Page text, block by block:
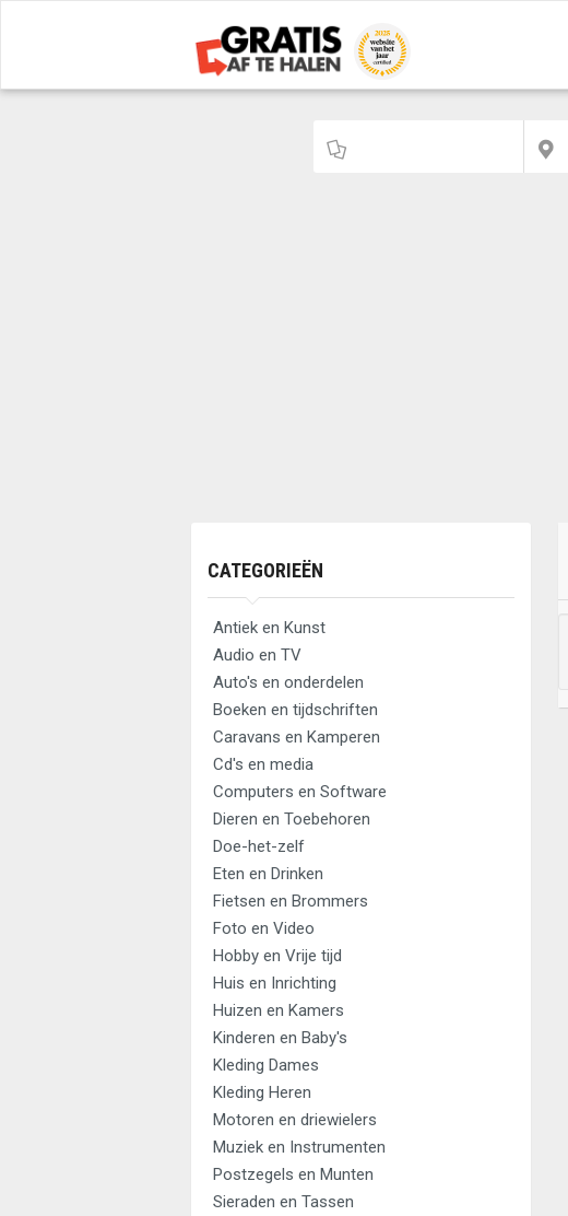
CATEGORIEËN
Antiek en Kunst
Audio en TV
Auto's en onderdelen
Boeken en tijdschriften
Caravans en Kamperen
Cd's en media
Computers en Software
Dieren en Toebehoren
Doe-het-zelf
Eten en Drinken
Fietsen en Brommers
Foto en Video
Hobby en Vrije tijd
Huis en Inrichting
Huizen en Kamers
Kinderen en Baby's
Kleding Dames
Kleding Heren
Motoren en driewielers
Muziek en Instrumenten
Postzegels en Munten
Sieraden en Tassen